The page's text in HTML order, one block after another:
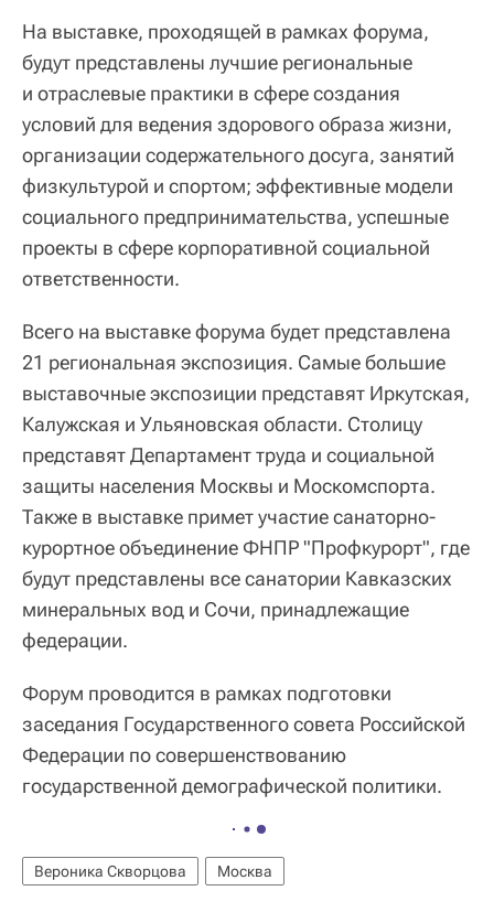
На выставке, проходящей в рамках форума,
будут представлены лучшие региональные
и отраслевые практики в сфере создания
условий для ведения здорового образа жизни,
организации содержательного досуга, занятий
физкультурой и спортом; эффективные модели
социального предпринимательства, успешные
проекты в сфере корпоративной социальной
ответственности.
Всего на выставке форума будет представлена
21 региональная экспозиция. Самые большие
выставочные экспозиции представят Иркутская,
Калужская и Ульяновская области. Столицу
представят Департамент труда и социальной
защиты населения Москвы и Москомспорта.
Также в выставке примет участие санаторно-
курортное объединение ФНПР "Профкурорт", где
будут представлены все санатории Кавказских
минеральных вод и Сочи, принадлежащие
федерации.
Форум проводится в рамках подготовки
заседания Государственного совета Российской
Федерации по совершенствованию
государственной демографической политики.
Вероника Скворцова Москва